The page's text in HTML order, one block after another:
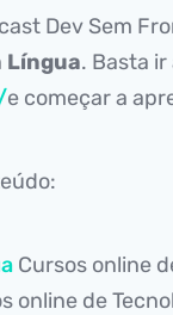
Dev Sem
Língua. Basta ir
e começar a
Cursos online
online de